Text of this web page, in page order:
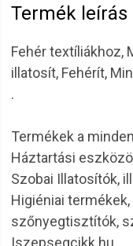
Termék leírás
Fehér textíliákhoz,
illatosít, Fehérít,
.
Termékek a
Háztartási
Szobai Illatosítók,
Higiéniai
szőnyegtisztítók,
|szepsegcikk.hu